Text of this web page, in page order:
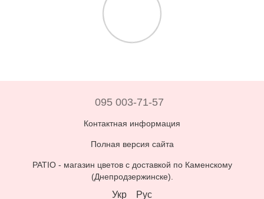
095 003-71-57
Контактная информация
Полная версия сайта
PATIO - магазин цветов с доставкой по Каменскому
(Днепродзержинске)
Укр Рус